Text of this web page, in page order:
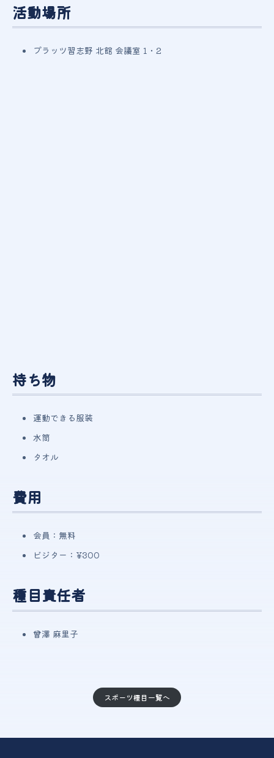
活動場所
プラッツ習志野 北館 会議室 1・2
持ち物
運動できる服装
水筒
タオル
費用
会員：無料
ビジター：¥300
種目責任者
曾澤 麻里子
スポーツ種目一覧へ